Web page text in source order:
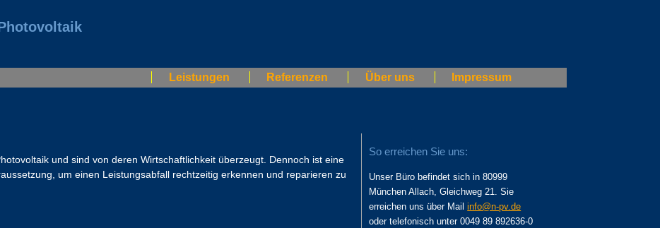
Leistungen Referenzen Über uns Impressum
und sind von deren Wirtschaftlichkeit überzeugt. Dennoch ist eine
um einen Leistungsabfall rechtzeitig erkennen und reparieren zu
So erreichen Sie uns:
Unser Büro befindet sich in 80999
München Allach, Gleichweg 21. Sie
erreichen uns über Mailinfo@n-pv.de
oder telefonisch unter 0049 89 892636-0